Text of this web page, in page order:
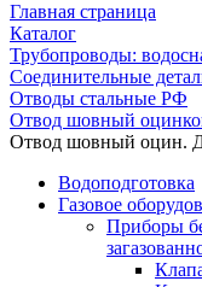
Главная страница
Каталог
Трубопроводы:
Соединительные
Отводы стальные РФ
Отвод шовный
Отвод шовный оцин.
Водоподготовка
Газовое
Приборы